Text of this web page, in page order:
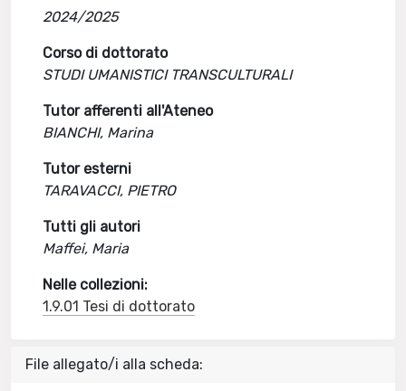
2024/2025
Corso di dottorato
STUDI UMANISTICI TRANSCULTURALI
Tutor afferenti all'Ateneo
BIANCHI, Marina
Tutor esterni
TARAVACCI, PIETRO
Tutti gli autori
Maffei, Maria
Nelle collezioni:
1.9.01 Tesi di dottorato
File allegato/i alla scheda: